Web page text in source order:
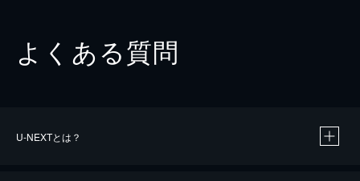
よくある質問
U-NEXTとは？